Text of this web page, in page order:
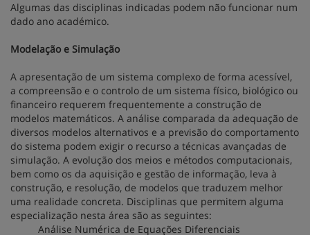
Algumas das disciplinas indicadas podem não funcionar num
dado ano académico.
Modelação e Simulação
A apresentação de um sistema complexo de forma acessível,
a compreensão e o controlo de um sistema físico, biológico ou
financeiro requerem frequentemente a construção de
modelos matemáticos. A análise comparada da adequação de
diversos modelos alternativos e a previsão do comportamento
do sistema podem exigir o recurso a técnicas avançadas de
simulação. A evolução dos meios e métodos computacionais,
bem como os da aquisição e gestão de informação, leva à
construção, e resolução, de modelos que traduzem melhor
uma realidade concreta. Disciplinas que permitem alguma
especialização nesta área são as seguintes:
Análise Numérica de Equações Diferenciais